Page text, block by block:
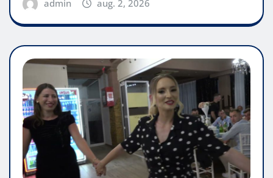
admin aug. 2, 2026